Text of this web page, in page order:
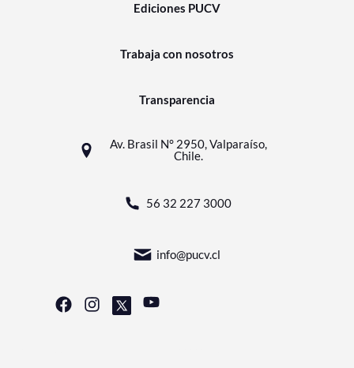
Ediciones PUCV
Trabaja con nosotros
Transparencia
Av. Brasil N° 2950, Valparaíso,
Chile.
56 32 227 3000
info@pucv.cl